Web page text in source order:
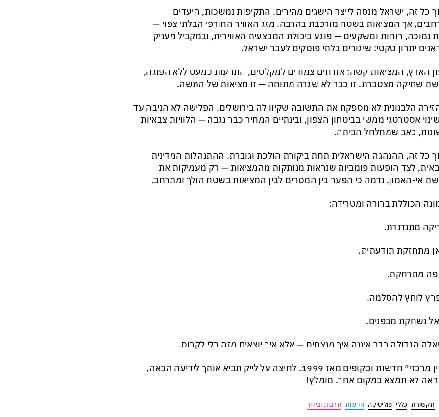
כל זה, ישראל מנסה לייצר הישגים מהירים. התקיפות נמשכות, היעדים
אך המציאות בשטח מורכבת בהרבה. מזג האוויר החורפי הבלתי צפוי —
נמוכה, רוחות ומשקעים — פוגע ביכולת המבצעית האווירית, ובמקביל מעניק
יתרון טקטי: שיגורים בלתי פוסקים לעבר ישראל.
הארץ, המציאות קשה: אזרחים צמודים למקלטים, התרעות כמעט ללא הפוגה,
שחיקה מצטברת. זו כבר לא שגרה מתוחה — זו מציאות של התשה.
הלבנונית לא מספקת את התשובה שקיוו לה בירושלים. הפלישה לא הניבה עד
אסטרטגי ממשי בביטחון הצפון, ובינתיים המחיר כבר נגבה — הלוויות צבאיות
כאב שמחלחל הביתה.
כל זה, ההנהגה הישראלית תחת ביקורת הולכת וגוברת. ההתנהלות המדינית
לצד הופעות פומביות שנראות מנותקות מהמציאות — רק מעמיקות את
אי-האמון. נדמה כי הפער בין המסרים לבין המציאות בשטח הולך ומתרחב.
הכוללת ברורה ומטרידה:
מתנדנדת.
מתחזקת תודעתית.
מתרחקת.
לוחץ להסלמה.
נשחקת מבפנים.
הגדולה כבר איננה איך מנצחים — אלא איך יוצאים מזה בלי לקרוס.
״עניין מרכזי״ חדשות וסקופים מאז 1999. לחיצה על לייק תביא אותך לידיעה הבאה,
לא תמצא במקום אחר. מומלץ!
תקשורת כללי פוליטיקה חדשות תרבות ובידור